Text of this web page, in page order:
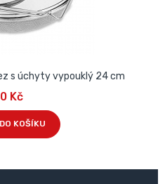
s úchyty vypouklý 24 cm
Kč
KOŠÍKU